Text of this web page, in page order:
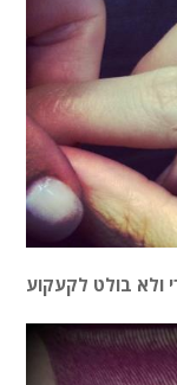
ולא בולט לקעקוע